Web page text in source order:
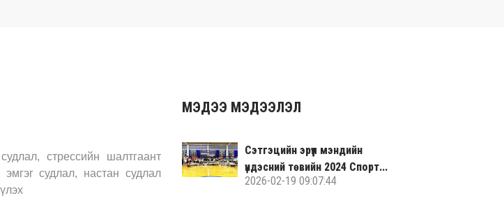
стрессийн шалтгаант
судлал, настан судлал
МЭДЭЭ МЭДЭЭЛЭЛ
Сэтгэцийн эрүүл мэндийн
үндэсний төвийн 2024 Спорт...
2026-02-19 09:07:44